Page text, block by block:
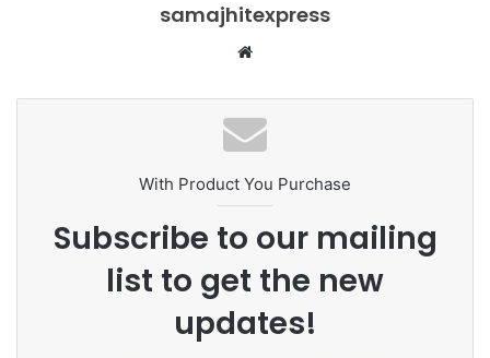
samajhitexpress
With Product You Purchase
Subscribe to our mailing
list to get the new
updates!